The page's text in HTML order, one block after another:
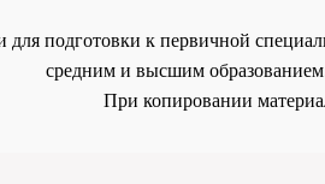
для подготовки к первичной
средним и высшим
При копировании